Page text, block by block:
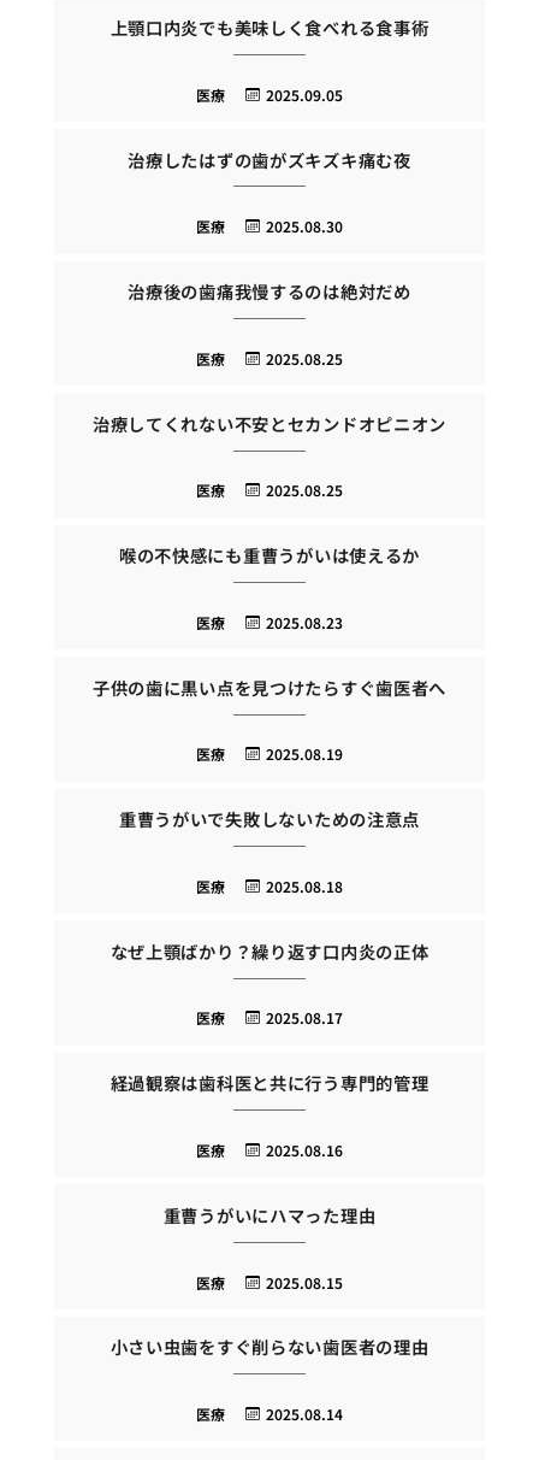
上顎口内炎でも美味しく食べれる食事術
2025.09.05
医療
治療したはずの歯がズキズキ痛む夜
2025.08.30
医療
治療後の歯痛我慢するのは絶対だめ
2025.08.25
医療
治療してくれない不安とセカンドオピニオン
2025.08.25
医療
喉の不快感にも重曹うがいは使えるか
2025.08.23
医療
子供の歯に黒い点を見つけたらすぐ歯医者へ
2025.08.19
医療
重曹うがいで失敗しないための注意点
2025.08.18
医療
なぜ上顎ばかり？繰り返す口内炎の正体
2025.08.17
医療
経過観察は歯科医と共に行う専門的管理
2025.08.16
医療
重曹うがいにハマった理由
2025.08.15
医療
小さい虫歯をすぐ削らない歯医者の理由
2025.08.14
医療